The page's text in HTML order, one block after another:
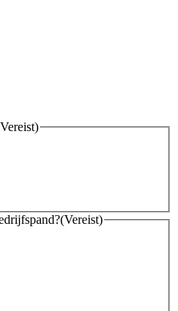
(Vereist)